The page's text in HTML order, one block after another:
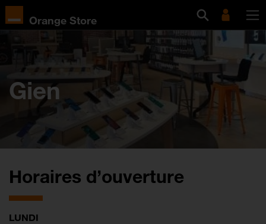
Orange Store
Gien
Horaires d’ouverture
LUNDI